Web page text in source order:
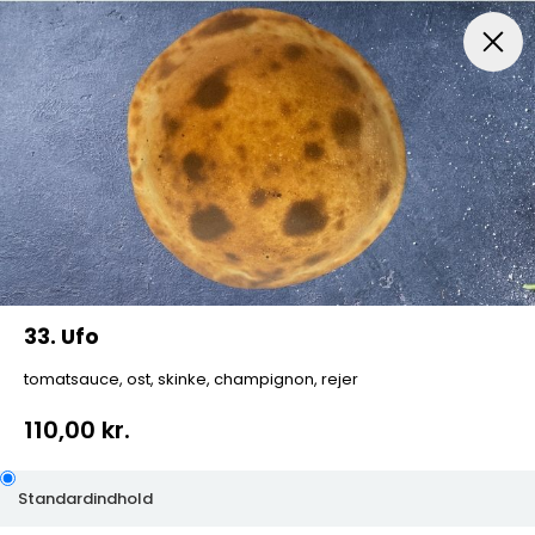
Menuer Italiensk Pizza Indbagt Pizza Mexican
33. Ufo
tomatsauce, ost, skinke, champignon, rejer
110,00 kr.
Standardindhold